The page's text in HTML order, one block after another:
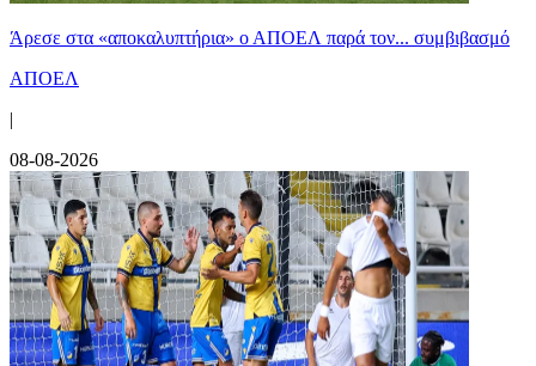
Άρεσε στα «αποκαλυπτήρια» ο ΑΠΟΕΛ παρά τον... συμβιβασμό
ΑΠΟΕΛ
|
08-08-2026